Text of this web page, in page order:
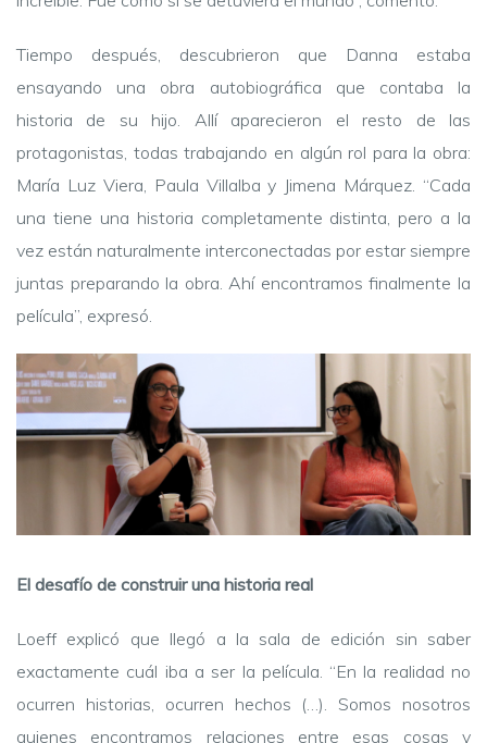
Tiempo después, descubrieron que Danna estaba
ensayando una obra autobiográfica que contaba la
historia de su hijo. Allí aparecieron el resto de las
protagonistas, todas trabajando en algún rol para la obra:
María Luz Viera, Paula Villalba y Jimena Márquez. “Cada
una tiene una historia completamente distinta, pero a la
vez están naturalmente interconectadas por estar siempre
juntas preparando la obra. Ahí encontramos finalmente la
película”, expresó.
El desafío de construir una historia real
Loeff explicó que llegó a la sala de edición sin saber
exactamente cuál iba a ser la película. “En la realidad no
ocurren historias, ocurren hechos (…). Somos nosotros
quienes encontramos relaciones entre esas cosas y